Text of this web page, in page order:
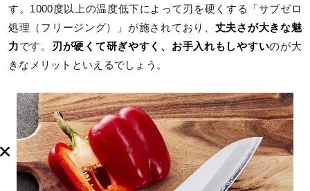
す。1000度以上の温度低下によって刃を硬くする「サブゼロ
処理（フリージング）」が施されており、 丈夫さが大きな魅
力です。 刃が硬くて研ぎやすく、お手入れもしやすいのが大
きなメリットといえるでしょう。